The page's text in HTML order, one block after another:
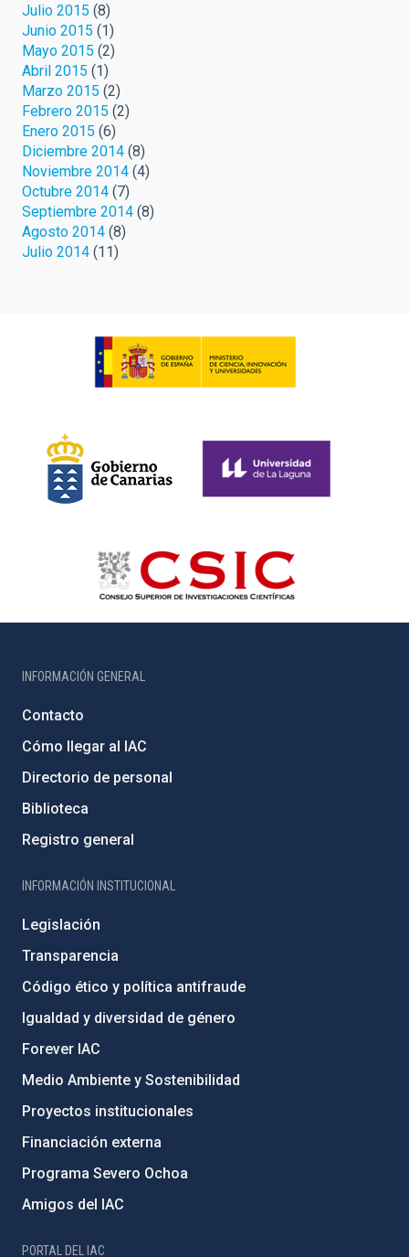
Julio 2015 (8)
Junio 2015 (1)
Mayo 2015 (2)
Abril 2015 (1)
Marzo 2015 (2)
Febrero 2015 (2)
Enero 2015 (6)
Diciembre 2014 (8)
Noviembre 2014 (4)
Octubre 2014 (7)
Septiembre 2014 (8)
Agosto 2014 (8)
Julio 2014 (11)
INFORMACIÓN GENERAL
Contacto
Cómo llegar al IAC
Directorio de personal
Biblioteca
Registro general
INFORMACIÓN INSTITUCIONAL
Legislación
Transparencia
Código ético y política antifraude
Igualdad y diversidad de género
Forever IAC
Medio Ambiente y Sostenibilidad
Proyectos institucionales
Financiación externa
Programa Severo Ochoa
Amigos del IAC
PORTAL DEL IAC